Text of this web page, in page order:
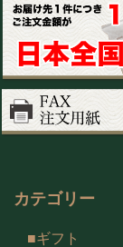
カテゴリー
ギフト